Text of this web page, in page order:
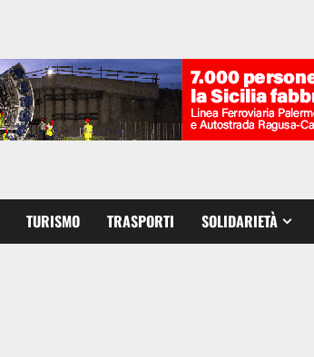
TURISMO TRASPORTI SOLIDARIETÀ